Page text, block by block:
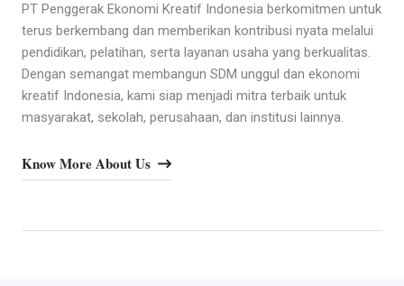
PT Penggerak Ekonomi Kreatif Indonesia berkomitmen untuk
terus berkembang dan memberikan kontribusi nyata melalui
pendidikan, pelatihan, serta layanan usaha yang berkualitas.
Dengan semangat membangun SDM unggul dan ekonomi
kreatif Indonesia, kami siap menjadi mitra terbaik untuk
masyarakat, sekolah, perusahaan, dan institusi lainnya.
Know More About Us